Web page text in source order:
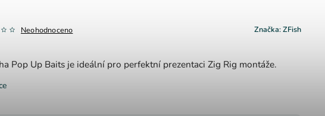
Neohodnoceno Značka:ZFish
Pop Up Baits je ideální pro perfektní prezentaci Zig Rig montáže.